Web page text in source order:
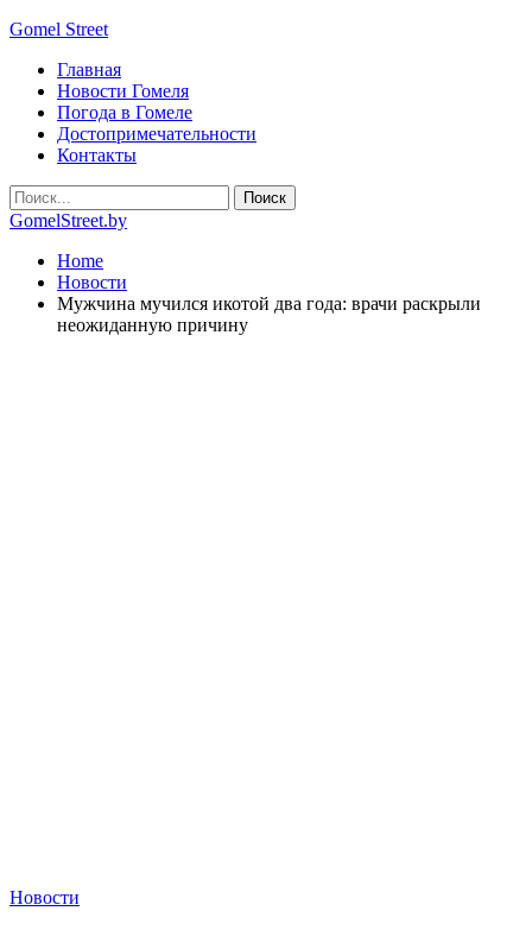
Gomel Street
Главная
Новости Гомеля
Погода в Гомеле
Достопримечательности
Контакты
GomelStreet.by
Home
Новости
Мужчина мучился икотой два года: врачи раскрыли
неожиданную причину
Новости